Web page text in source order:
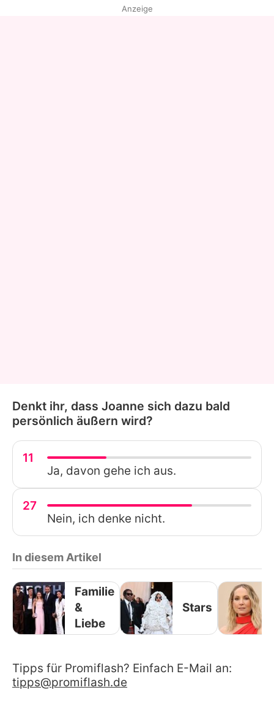
Anzeige
Denkt ihr, dass Joanne sich dazu bald
persönlich äußern wird?
11
Ja, davon gehe ich aus.
27
Nein, ich denke nicht.
In diesem Artikel
Familie
&
Liebe
Stars
Tipps für Promiflash? Einfach E-Mail an:
tipps@promiflash.de